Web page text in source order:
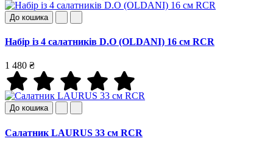
До кошика
Набір із 4 салатників D.O (OLDANI) 16 см RCR
1 480 ₴
До кошика
Салатник LAURUS 33 см RCR